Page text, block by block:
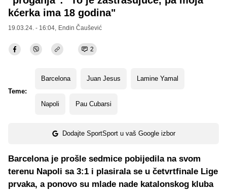
kćerka ima 18 godina"
19.03.24. - 16:04, Endin Čaušević
2
Teme:
Barcelona Juan Jesus Lamine Yamal
Napoli Pau Cubarsi
Dodajte SportSport u vaš Google izbor
Barcelona je prošle sedmice pobijedila na svom
terenu Napoli sa 3:1 i plasirala se u četvrtfinale Lige
prvaka, a ponovo su mlade nade katalonskog kluba